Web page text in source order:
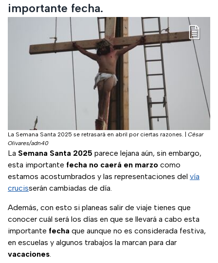
importante fecha.
La Semana Santa 2025 se retrasará en abril por ciertas razones.
César
Olivares/adn40
La Semana Santa 2025 parece lejana aún, sin embargo,
esta importante fecha no caerá en marzo como
estamos acostumbrados y las representaciones del vía
crucisserán cambiadas de día.
Además, con esto si planeas salir de viaje tienes que
conocer cuál será los días en que se llevará a cabo esta
importante fecha que aunque no es considerada festiva,
en escuelas y algunos trabajos la marcan para dar
vacaciones.